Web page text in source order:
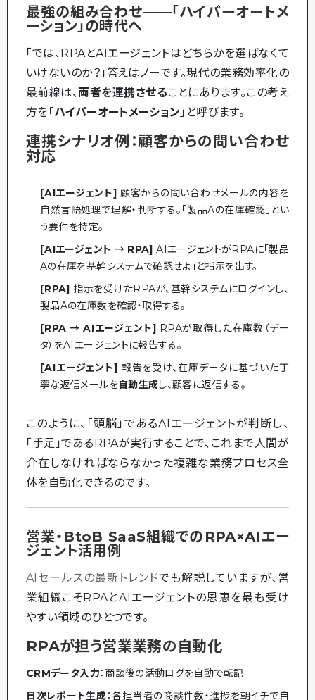
最強の組み合わせ——「ハイパーオートメ
ーション」の時代へ
「では、RPAとAIエージェントはどちらかを選ばなくて
いけないのか？」答えはノーです。現代の業務効率化の
最前線は、両者を連携させることにあります。この考え
方を「ハイパーオートメーション 」と呼びます。
連携シナリオ例：顧客からの問い合わせ
対応
[AIエージェント] 顧客からの問い合わせメールの内容を
自然言語処理で理解・判断する。「製品Aの在庫確認」とい
う要件を特定。
[AIエージェント → RPA] AIエージェントがRPAに「製品
Aの在庫を基幹システムで確認せよ」と指示を出す。
[RPA] 指示を受けたRPAが、基幹システムにログインし、
製品Aの在庫数を確認・取得する。
[RPA → AIエージェント]RPAが取得した在庫数（デー
タ）をAIエージェントに報告する。
[AIエージェント] 報告を受け、在庫データに基づいた丁
寧な返信メールを自動生成し、顧客に返信する。
このように、「頭脳」であるAIエージェントが判断し、
「手足」であるRPAが実行することで、これまで人間が
介在しなければならなかった複雑な業務プロセス全
体を自動化できるのです。
営業・BtoB SaaS組織でのRPA×AIエー
ジェント活用例
AIセールスの最新トレンドでも解説していますが、営
業組織こそRPAとAIエージェントの恩恵を最も受け
やすい領域のひとつです。
RPAが担う営業業務の自動化
CRMデータ入力：商談後の活動ログを自動で転記
日次レポート生成：各担当者の商談件数・進捗を朝イチで自